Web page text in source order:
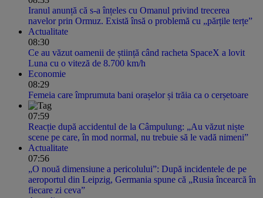
Iranul anunță că s-a înțeles cu Omanul privind trecerea
navelor prin Ormuz. Există însă o problemă cu „părțile terțe”
Actualitate
08:30
Ce au văzut oamenii de știință când racheta SpaceX a lovit
Luna cu o viteză de 8.700 km/h
Economie
08:29
Femeia care împrumuta bani orașelor și trăia ca o cerșetoare
07:59
Reacție după accidentul de la Câmpulung: „Au văzut niște
scene pe care, în mod normal, nu trebuie să le vadă nimeni”
Actualitate
07:56
„O nouă dimensiune a pericolului”: După incidentele de pe
aeroportul din Leipzig, Germania spune că „Rusia încearcă în
fiecare zi ceva”